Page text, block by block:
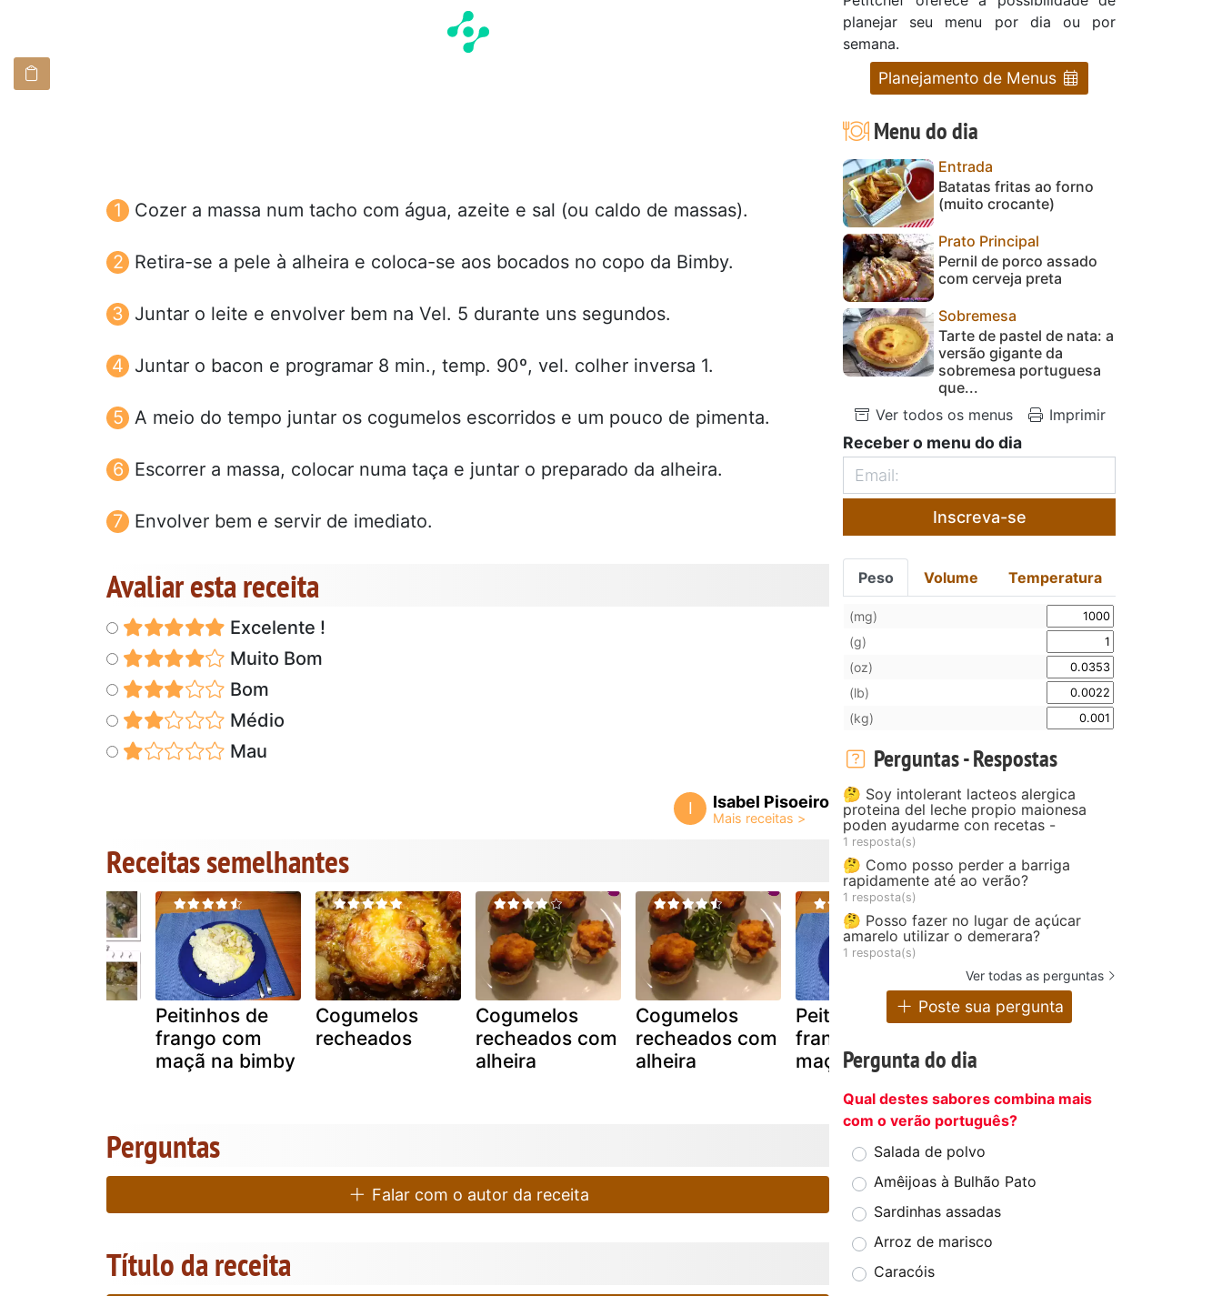
Cozer a massa num tacho com água, azeite e sal (ou caldo de massas).
Retira-se a pele à alheira e coloca-se aos bocados no copo da Bimby.
Juntar o leite e envolver bem na Vel. 5 durante uns segundos.
Juntar o bacon e programar 8 min., temp. 90º, vel. colher inversa 1.
A meio do tempo juntar os cogumelos escorridos e um pouco de pimenta.
Escorrer a massa, colocar numa taça e juntar o preparado da alheira.
Envolver bem e servir de imediato.
Avaliar esta receita
Excelente !
Muito Bom
Bom
Médio
Mau
I Isabel Pisoeiro
Receitas semelhantes
Peitinhos de
frango com
maçã na bimby
Cogumelos
recheados
Cogumelos
recheados com
alheira
Cogumelos
recheados com
alheira
Peitinhos de
frango com
maçã na bimby
Pescada à
Perguntas
Falar com o autor da receita
Título da receita
planejar seu menu por dia ou por
semana.
Planejamento de Menus
Menu do dia
Entrada
Batatas fritas ao forno
(muito crocante)
Prato Principal
Pernil de porco assado
com cerveja preta
Sobremesa
Tarte de pastel de nata: a
versão gigante da
sobremesa portuguesa
que...
Ver todos os menus
Imprimir
Receber o menu do dia
Inscreva-se
Peso Volume Temperatura
(mg)
(g)
(oz)
(lb)
(kg)
Perguntas - Respostas
🤔 Soy intolerant lacteos alergica
proteina del leche propio maionesa
poden ayudarme con recetas -
1 resposta(s)
🤔 Como posso perder a barriga
rapidamente até ao verão?
1 resposta(s)
🤔 Posso fazer no lugar de açúcar
amarelo utilizar o demerara?
1 resposta(s)
Ver todas as perguntas
Poste sua pergunta
Pergunta do dia
Qual destes sabores combina mais
com o verão português?
Salada de polvo
Amêijoas à Bulhão Pato
Sardinhas assadas
Arroz de marisco
Caracóis